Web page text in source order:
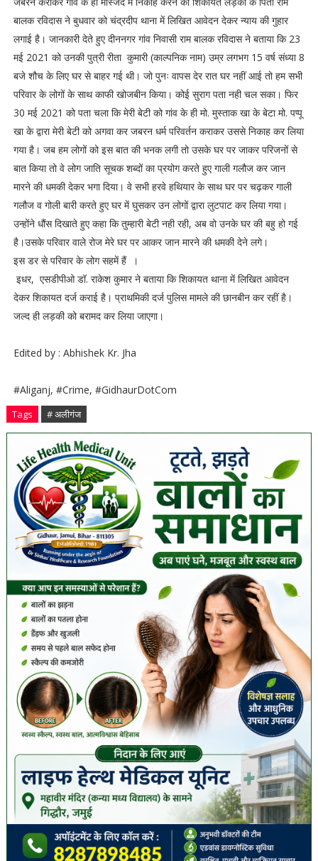
बालक रविदास ने बुधवार को चंद्रदीप थाना में लिखित आवेदन देकर न्याय की गुहार
लगाई है। जानकारी देते हुए दीननगर गांव निवासी राम बालक रविदास ने बताया कि 23
मई 2021 को उनकी पुत्री रीता कुमारी (काल्पनिक नाम) उम्र लगभग 15 वर्ष संध्या 8
बजे शौच के लिए घर से बाहर गई थी। जो पुनः वापस देर रात घर नहीं आई तो हम सभी
परिवार के लोगों के साथ काफी खोजबीन किया। कोई सुराग पता नही चल सका। फिर
30 मई 2021 को पता चला कि मेरी बेटी को गांव के ही मो. मुस्ताक खा के बेटा मो. पप्पू
खा के द्वारा मेरी बेटी को अगवा कर जबरन धर्म परिवर्तन कराकर उससे निकाह कर लिया
गया है। जब हम लोगों को इस बात की भनक लगी तो उसके घर पर जाकर परिजनों से
बात किया तो वे लोग जाति सूचक शब्दों का प्रयोग करते हुए गाली गलौज कर जान
मारने की धमकी देकर भगा दिया। वे सभी हरवे हथियार के साथ घर पर चढ़कर गाली
गलौज व गोली बारी करते हुए घर में घुसकर उन लोगों द्वारा लुटपाट कर लिया गया।
उन्होंने धौंस दिखाते हुए कहा कि तुम्हारी बेटी नही रही, अब वो उनके घर की बहु हो गई
है।उसके परिवार वाले रोज मेरे घर पर आकर जान मारने की धमकी देने लगे।
इस डर से परिवार के लोग सहमें हैं ।
इधर, एसडीपीओ डॉ. राकेश कुमार ने बताया कि शिकायत थाना में लिखित आवेदन
देकर शिकायत दर्ज कराई है। प्राथमिकी दर्ज पुलिस मामले की छानबीन कर रहीं है।
जल्द ही लड़की को बरामद कर लिया जाएगा।
Edited by : Abhishek Kr. Jha
#Aliganj, #Crime, #GidhaurDotCom
Tags # अलीगंज